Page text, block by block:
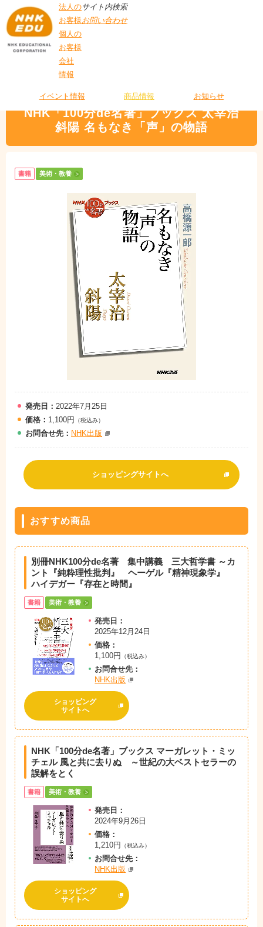
法人の
お客様
個人の
お客様
会社
情報
サイト内検索
お問い合わせ
イベント情報 商品情報 お知らせ
NHK「100分de名著」ブックス 太宰治
斜陽 名もなき「声」の物語
書籍 美術・教養
発売日： 2022年7月25日
価格： 1,100円 （税込み）
お問合せ先： NHK出版
ショッピングサイトへ
おすすめ商品
別冊NHK100分de名著 集中講義 三大哲学書 ～カ
ント『純粋理性批判』 ヘーゲル『精神現象学』
ハイデガー『存在と時間』
書籍 美術・教養
発売日：
2025年12月24日
価格：
1,100円
（税込み）
お問合せ先：
NHK出版
ショッピング
サイトへ
NHK「100分de名著」ブックス マーガレット・ミッ
チェル 風と共に去りぬ ～世紀の大ベストセラーの
誤解をとく
書籍 美術・教養
発売日：
2024年9月26日
価格：
1,210円
（税込み）
お問合せ先：
NHK出版
ショッピング
サイトへ